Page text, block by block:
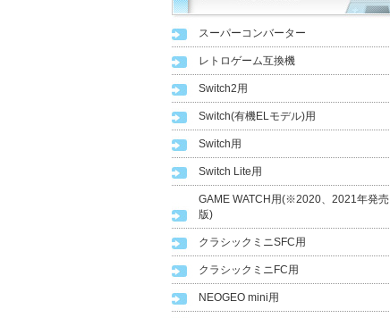
スーパーコンバーター
レトロゲーム互換機
Switch2用
Switch(有機ELモデル)用
Switch用
Switch Lite用
GAME WATCH用(※2020、2021年発売
版)
クラシックミニSFC用
クラシックミニFC用
NEOGEO mini用